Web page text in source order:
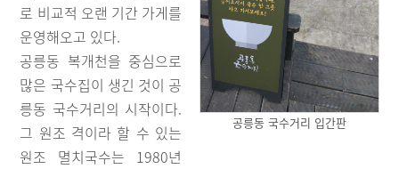
공릉동 국수거리 입간판
로 비교적 오랜 기간 가게를
운영해오고 있다.
공릉동 복개천을 중심으로
많은 국수집이 생긴 것이 공
릉동 국수거리의 시작이다.
그 원조 격이라 할 수 있는
원조 멸치국수는 1980년